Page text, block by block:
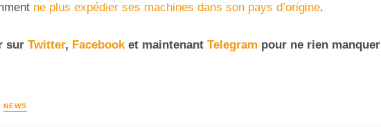
ne plus expédier ses machines dans son pays d’origine.
sur Twitter, Facebooket maintenant Telegram pour ne rien manquer
NEWS